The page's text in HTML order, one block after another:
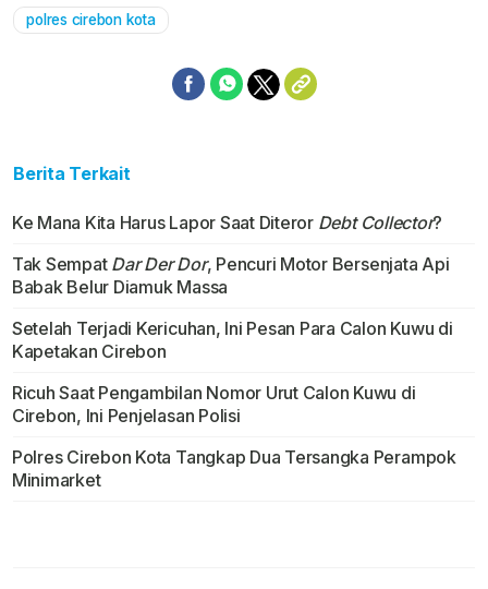
polres cirebon kota
Berita Terkait
Ke Mana Kita Harus Lapor Saat Diteror Debt Collector?
Tak Sempat Dar Der Dor, Pencuri Motor Bersenjata Api
Babak Belur Diamuk Massa
Setelah Terjadi Kericuhan, Ini Pesan Para Calon Kuwu di
Kapetakan Cirebon
Ricuh Saat Pengambilan Nomor Urut Calon Kuwu di
Cirebon, Ini Penjelasan Polisi
Polres Cirebon Kota Tangkap Dua Tersangka Perampok
Minimarket